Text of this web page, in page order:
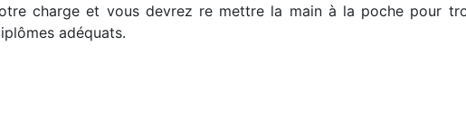
charge et vous devrez re mettre la main à la poche pour
adéquats.